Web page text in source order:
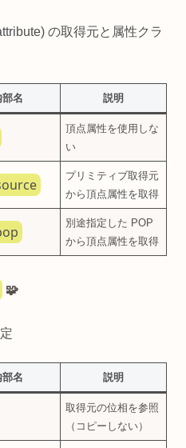
の取得元と属性クラ
部名 説明
頂点属性を使用しな
い
プリミティブ取得元
から頂点属性を取得
別途指定した POP
から頂点属性を取得
🧩
部名 説明
取得元の位相を参照
（コピーしない）